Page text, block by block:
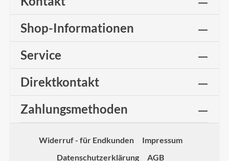
Shop-Informationen
Service
Direktkontakt
Zahlungsmethoden
Widerruf - für Endkunden
Impressum
Datenschutzerklärung
AGB